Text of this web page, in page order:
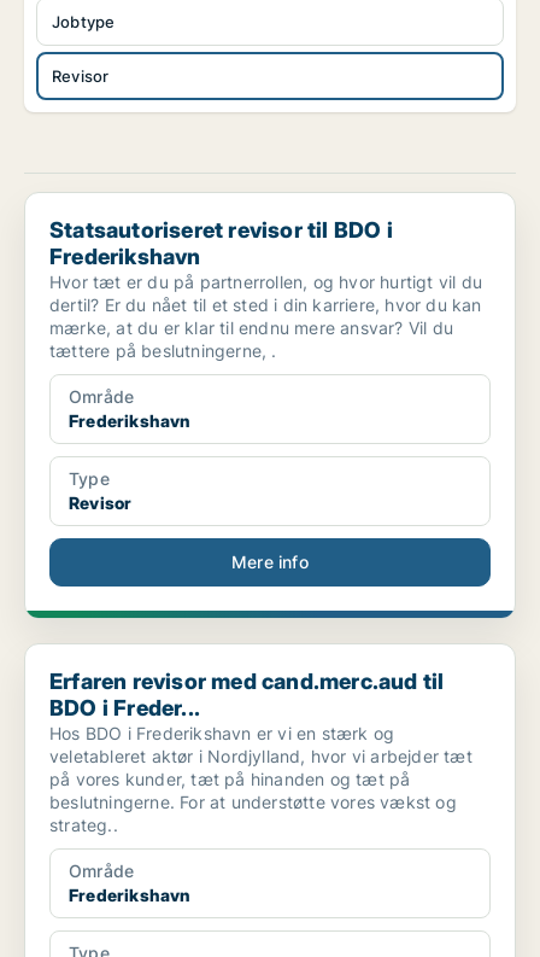
Revisor
Jobtype
Statsautoriseret revisor til BDO i Frederikshavn
Statsautoriseret revisor til BDO i
Frederikshavn
Hvor tæt er du på partnerrollen, og hvor hurtigt vil du
dertil? Er du nået til et sted i din karriere, hvor du kan
mærke, at du er klar til endnu mere ansvar? Vil du
tættere på beslutningerne, .
Område
Frederikshavn
Type
Revisor
Mere info
Erfaren revisor med cand.merc.aud til BDO i Freder...
Erfaren revisor med cand.merc.aud til
BDO i Freder...
Hos BDO i Frederikshavn er vi en stærk og
veletableret aktør i Nordjylland, hvor vi arbejder tæt
på vores kunder, tæt på hinanden og tæt på
beslutningerne. For at understøtte vores vækst og
strateg..
Område
Frederikshavn